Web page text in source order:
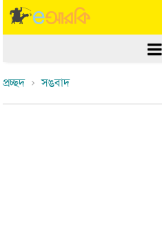
প্রচ্ছদ সঙবাদ